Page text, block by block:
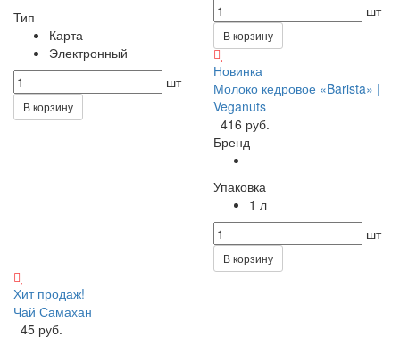
Тип
Карта
Электронный
шт
В корзину
шт
В корзину
Новинка
Молоко кедровое «Barista» |
Veganuts
416 руб.
Бренд
Упаковка
1 л
шт
В корзину
Хит продаж!
Чай Самахан
45 руб.